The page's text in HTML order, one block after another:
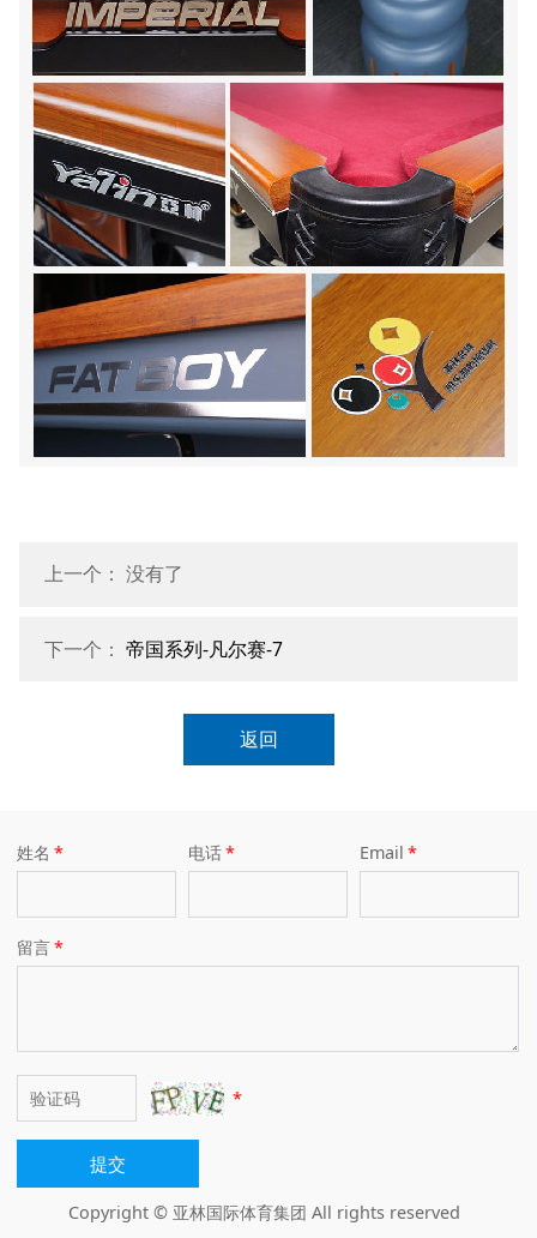
上一个： 没有了
下一个： 帝国系列-凡尔赛-7
返回
姓名 * 电话* Email *
留言*
*
提交
Copyright © 亚林国际体育集团 All rights reserved